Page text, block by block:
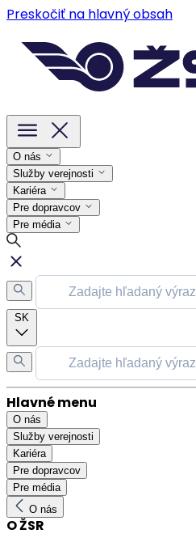
Preskočiť na hlavný obsah
O nás
Služby verejnosti
Kariéra
Pre dopravcov
Pre média
SK
Hlavné menu
O nás
Služby verejnosti
Kariéra
Pre dopravcov
Pre média
O nás
O ŽSR